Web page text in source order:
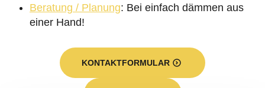
Beratung / Planung: Bei einfach dämmen aus
einer Hand!
KONTAKTFORMULAR